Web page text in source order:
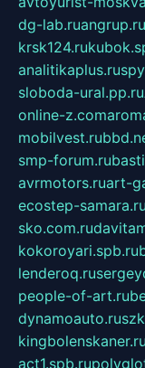
dg-lab.ruangrup.ru
krsk124.ru
analitikaplus.ru
sloboda-ural.pp.ru
online-z.com
mobilvest.ru
smp-forum.ru
avrmotors.ruart-
ecostep-samara.ru
sko.com.ru
kokoroyari.spb.ru
lenderoq.ru
people-of-art.ru
dynamoauto.ru
kingbolenskaner.ru
act1.spb.ru